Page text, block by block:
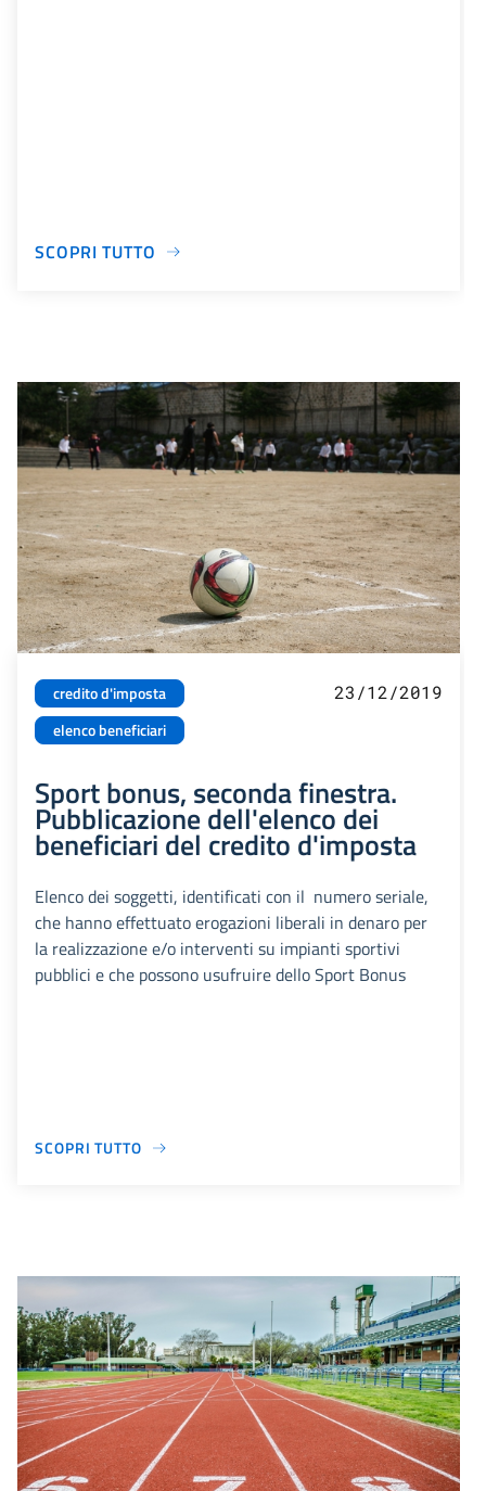
SCOPRI TUTTO
credito d'imposta
elenco beneficiari
23/12/2019
Sport bonus, seconda finestra.
Pubblicazione dell'elenco dei
beneficiari del credito d'imposta
Elenco dei soggetti, identificati con il numero seriale,
che hanno effettuato erogazioni liberali in denaro per
la realizzazione e/o interventi su impianti sportivi
pubblici e che possono usufruire dello Sport Bonus
SCOPRI TUTTO